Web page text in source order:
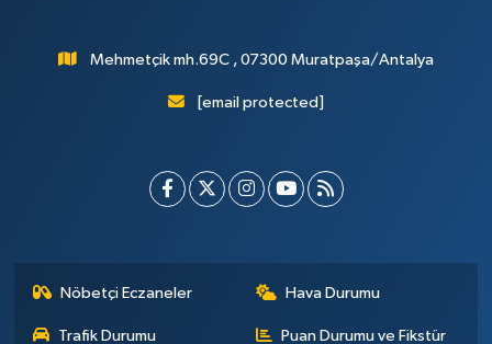
Mehmetçik mh.69C , 07300 Muratpaşa/Antalya
[email protected]
Nöbetçi Eczaneler Hava Durumu
Trafik Durumu Puan Durumu ve Fikstür